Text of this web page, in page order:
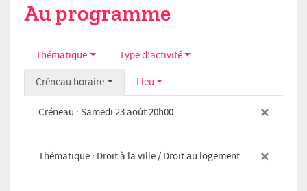
Au programme
Thématique Type d'activité
Créneau horaire Lieu
×
Créneau : Samedi 23 août 20h00
×
Thématique : Droit à la ville / Droit au logement